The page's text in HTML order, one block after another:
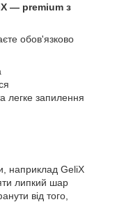
— premium з
обов'язково
легке запилення
наприклад GeliX
липкий шар
від того,